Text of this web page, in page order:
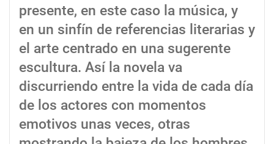
presente, en este caso la música, y
en un sinfín de referencias literarias y
el arte centrado en una sugerente
escultura. Así la novela va
discurriendo entre la vida de cada día
de los actores con momentos
emotivos unas veces, otras